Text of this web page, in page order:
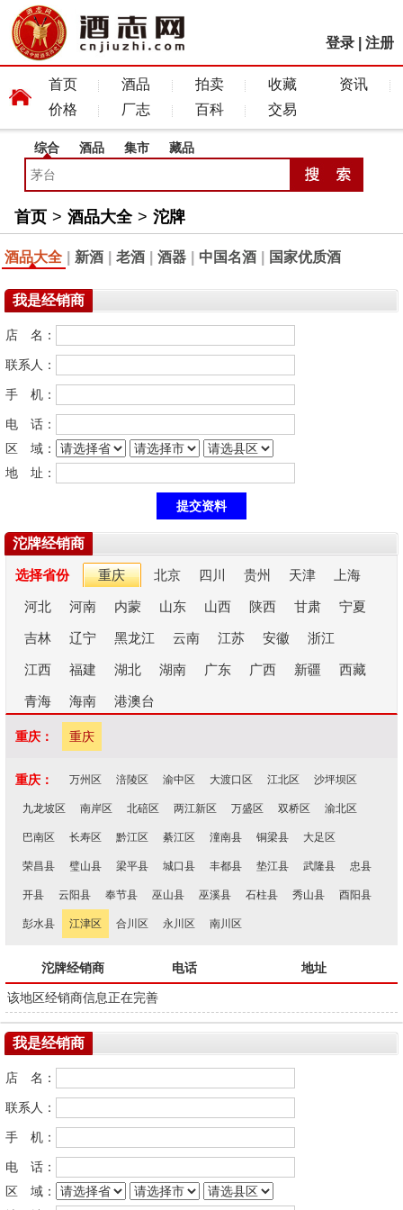
登录 注册
首页 酒品 拍卖 收藏
资讯
价格
厂志 百科 交易
综合 酒品 集市 藏品
首页 > 酒品大全 > 沱牌
酒品大全 新酒 老酒 酒器 中国名酒 国家优质酒
我是经销商
店 名：
联系人：
手 机：
电 话：
区 域：
地 址：
沱牌经销商
选择省份 重庆 北京 四川 贵州 天津 上海
河北 河南 内蒙 山东 山西 陕西 甘肃 宁夏
吉林 辽宁 黑龙江 云南 江苏 安徽 浙江
江西 福建 湖北 湖南 广东 广西 新疆 西藏
青海 海南 港澳台
重庆： 重庆
重庆： 万州区 涪陵区 渝中区 大渡口区 江北区 沙坪坝区
九龙坡区 南岸区 北碚区 两江新区 万盛区 双桥区 渝北区
巴南区 长寿区 黔江区 綦江区 潼南县 铜梁县 大足区
荣昌县 璧山县 梁平县 城口县 丰都县 垫江县 武隆县 忠县
开县 云阳县 奉节县 巫山县 巫溪县 石柱县 秀山县 酉阳县
彭水县 江津区 合川区 永川区 南川区
沱牌经销商 电话 地址
该地区经销商信息正在完善
我是经销商
店 名：
联系人：
手 机：
电 话：
区 域：